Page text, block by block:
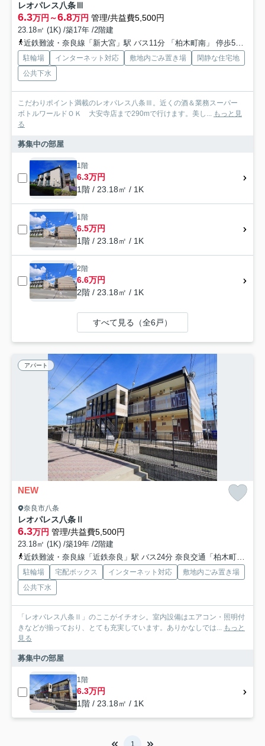
レオパレス八条Ⅲ
6.3万円～6.8万円 管理/共益費5,500円
23.18㎡ (1K) /築17年 /2階建
近鉄難波・奈良線「新大宮」駅 バス11分 「柏木町南」 停歩5分
駐輪場 インターネット対応 敷地内ごみ置き場
閑静な住宅地
公共下水
こだわりポイント満載のレオパレス八条Ⅲ。近くの酒＆業務スーパー
ボトルワールドＯＫ 大安寺店まで290mで行けます。美し... もっと見
る
募集中の部屋
1階
6.3万円
1階 / 23.18㎡ / 1K
1階
6.5万円
1階 / 23.18㎡ / 1K
2階
6.6万円
2階 / 23.18㎡ / 1K
すべて見る（全6戸）
アパート
NEW
奈良市八条
レオパレス八条Ⅱ
6.3万円 管理/共益費5,500円
23.18㎡ (1K) /築19年 /2階建
近鉄難波・奈良線「近鉄奈良」駅 バス24分 奈良交通「柏木町南」 停歩6分
駐輪場 宅配ボックス インターネット対応
敷地内ごみ置き場
公共下水
「レオパレス八条Ⅱ」のここがイチオシ。室内設備はエアコン・照明付
きなどが揃っており、とても充実しています。ありかなしでは... もっと
見る
募集中の部屋
1階
6.3万円
1階 / 23.18㎡ / 1K
1